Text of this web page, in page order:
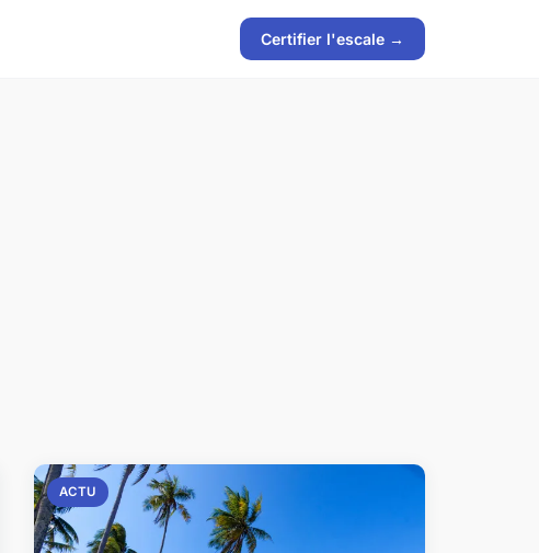
Certifier l'escale →
ACTU